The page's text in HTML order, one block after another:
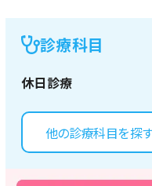
診療科目
休日診療
他の診療科目を探